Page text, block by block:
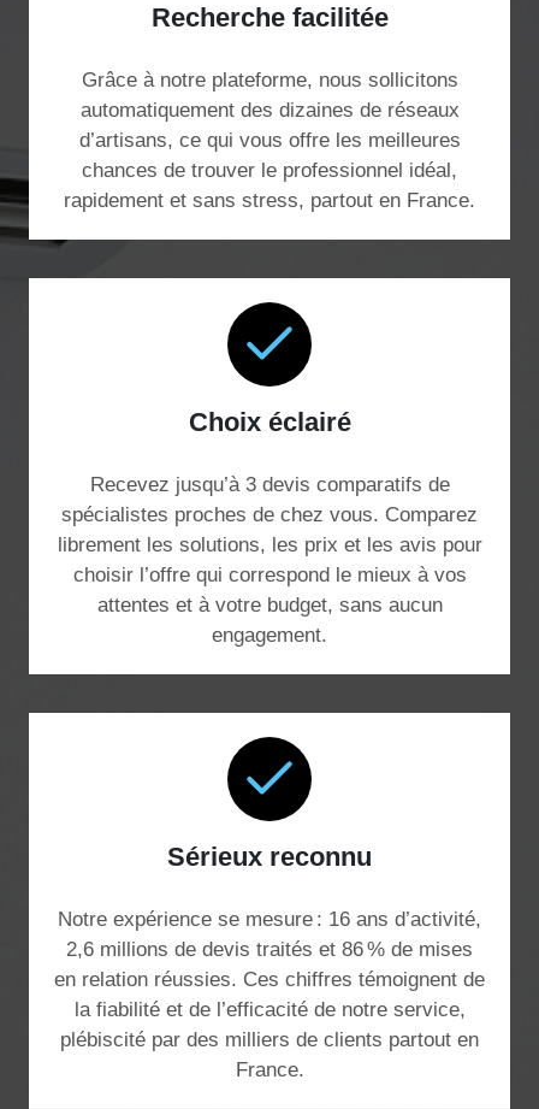
Recherche facilitée
Grâce à notre plateforme, nous sollicitons
automatiquement des dizaines de réseaux
d’artisans, ce qui vous offre les meilleures
chances de trouver le professionnel idéal,
rapidement et sans stress, partout en France.
Choix éclairé
Recevez jusqu’à 3 devis comparatifs de
spécialistes proches de chez vous. Comparez
librement les solutions, les prix et les avis pour
choisir l’offre qui correspond le mieux à vos
attentes et à votre budget, sans aucun
engagement.
Sérieux reconnu
Notre expérience se mesure : 16 ans d’activité,
2,6 millions de devis traités et 86 % de mises
en relation réussies. Ces chiffres témoignent de
la fiabilité et de l’efficacité de notre service,
plébiscité par des milliers de clients partout en
France.